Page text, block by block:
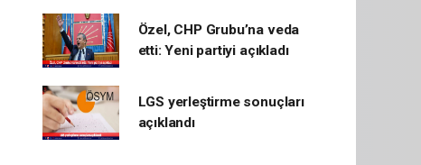
Özel, CHP Grubu’na veda
etti: Yeni partiyi açıkladı
LGS yerleştirme sonuçları
açıklandı